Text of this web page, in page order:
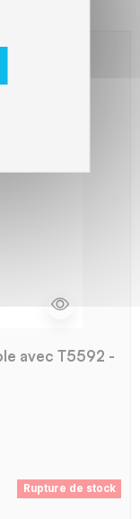
avec T5592 -
Rupture de stock